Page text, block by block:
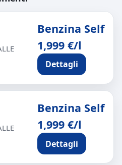
Benzina Self
1,999 €/l
Dettagli
Benzina Self
1,999 €/l
Dettagli